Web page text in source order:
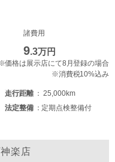
諸費用
9.3万円
価格は展示店にて8月登録の場合
※消費税10%込み
走行距離
25,000km
法定整備
定期点検整備付
楽店